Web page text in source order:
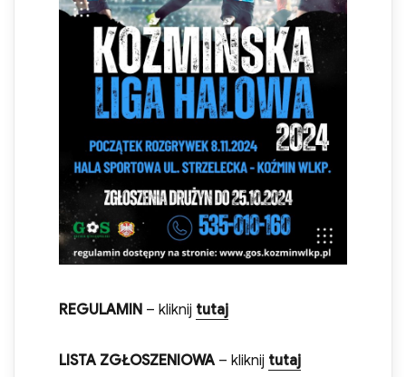
REGULAMIN– kliknij tutaj
LISTA ZGŁOSZENIOWA– kliknij tutaj